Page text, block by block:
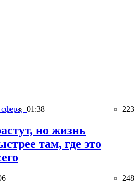
01:38 223
но жизнь
там, где это
248